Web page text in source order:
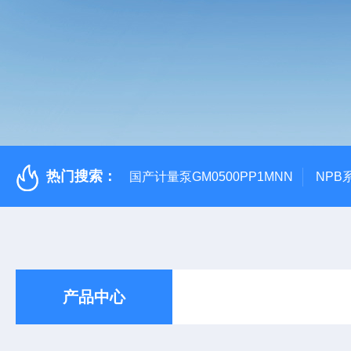
热门搜索： 国产计量泵GM0500PP1MNN NPB
产品中心